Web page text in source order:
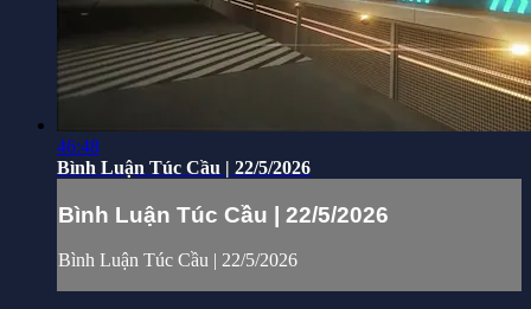
46:48
Bình Luận Túc Cầu | 22/5/2026
Bình Luận Túc Cầu | 22/5/2026
Bình Luận Túc Cầu | 22/5/2026